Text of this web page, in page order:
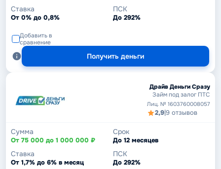
Ставка
От 0% до 0,8%
ПСК
До 292%
Добавить в
сравнение
Получить деньги
Драйв Деньги Сразу
Займ под залог ПТС
Лиц. № 1603760008057
2,9|9 отзывов
Сумма
От 75 000 до 1 000 000 ₽
Срок
До 12 месяцев
Ставка
От 1,7% до 6% в месяц
ПСК
До 292%